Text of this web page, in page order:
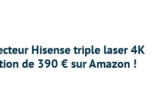
Hisense triple laser 4K
de 390 € sur Amazon !